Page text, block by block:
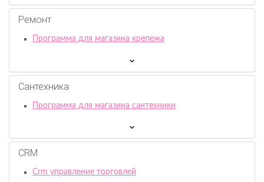
Ремонт
Программа для магазина крепежа
Сантехника
Программа для магазина сантехники
CRM
Crm управление торговлей